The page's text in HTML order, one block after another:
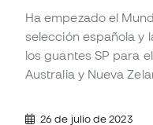
Ha empezado el
selección española y
los guantes SP para
Australia y Nueva
26 de julio de 2023